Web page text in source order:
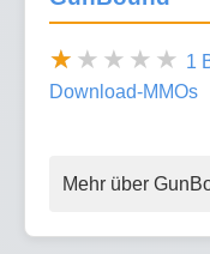
1
Download-MMOs
Mehr über